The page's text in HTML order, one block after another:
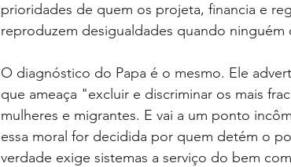
prioridades de quem os projeta, financia e
reproduzem desigualdades quando ninguém
O diagnóstico do Papa é o mesmo. Ele
que ameaça "excluir e discriminar os mais
mulheres e migrantes. E vai a um ponto
essa moral for decidida por quem detém o
verdade exige sistemas a serviço do bem